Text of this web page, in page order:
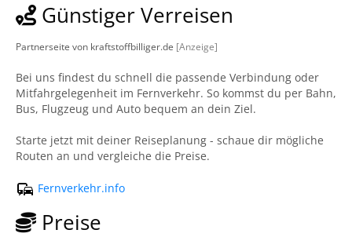
Günstiger Verreisen
Partnerseite von kraftstoffbilliger.de [Anzeige]
Bei uns findest du schnell die passende Verbindung oder
Mitfahrgelegenheit im Fernverkehr. So kommst du per Bahn,
Bus, Flugzeug und Auto bequem an dein Ziel.
Starte jetzt mit deiner Reiseplanung - schaue dir mögliche
Routen an und vergleiche die Preise.
Fernverkehr.info
Preise